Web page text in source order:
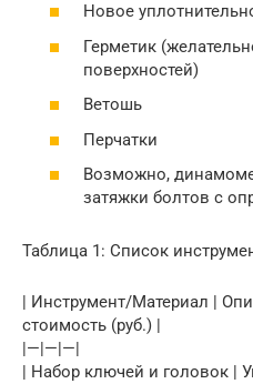
Новое
Герметик
поверхностей)
Ветошь
Перчатки
Возможно,
затяжки болтов с
Таблица 1: Список
| Инструмент/Материал |
стоимость (руб.) |
|—|—|—|
| Набор ключей и головок |